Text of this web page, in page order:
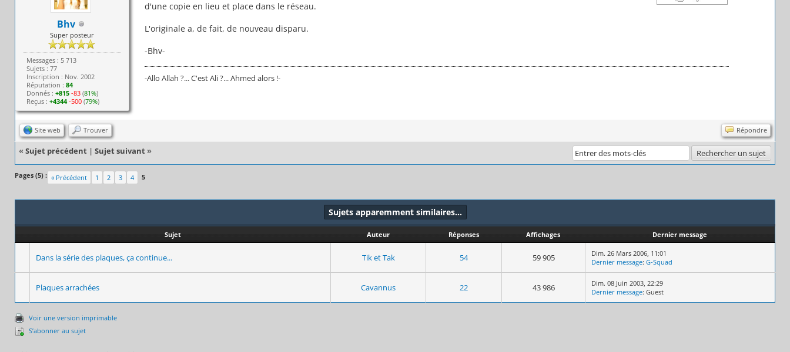
Bhv
Super posteur
Messages : 5 713
Sujets : 77
Inscription : Nov. 2002
Réputation : 84
Donnés : +815 -83(81%)
Reçus : +4344 -500(79%)
d'une copie en lieu et place dans le réseau.
L'originale a, de fait, de nouveau disparu.
-Bhv-
-Allo Allah ?... C'est Ali ?... Ahmed alors !-
Site web Trouver Répondre
« Sujet précédent | Sujet suivant »
Pages (5) : « Précédent 1 2 3 4 5
Sujets apparemment similaires…
Sujet Auteur Réponses Affichages Dernier message
Dans la série des plaques, ça continue... Tik et Tak 54 59 905
Dim. 26 Mars 2006, 11:01
Dernier message: G-Squad
Plaques arrachées Cavannus 22 43 986
Dim. 08 Juin 2003, 22:29
Dernier message: Guest
Voir une version imprimable
S’abonner au sujet